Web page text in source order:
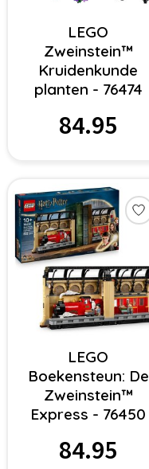
LEGO
Zweinstein™
Kruidenkunde
planten - 76474
84.95
LEGO
Boekensteun: De
Zweinstein™
Express - 76450
84.95